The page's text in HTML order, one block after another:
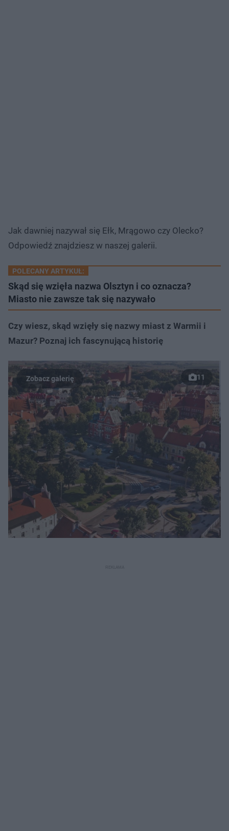
Jak dawniej nazywał się Ełk, Mrągowo czy Olecko?
Odpowiedź znajdziesz w naszej galerii.
POLECANY ARTYKUŁ:
Skąd się wzięła nazwa Olsztyn i co oznacza?
Miasto nie zawsze tak się nazywało
Czy wiesz, skąd wzięły się nazwy miast z Warmii i
Mazur? Poznaj ich fascynującą historię
11